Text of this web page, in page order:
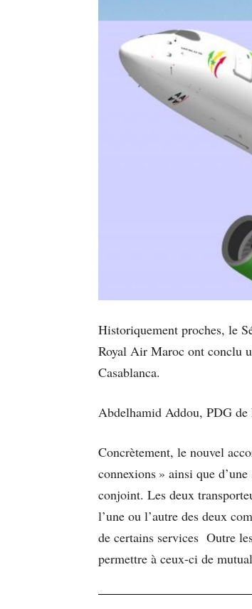
Historiquement proches, le
Royal Air Maroc ont conclu
Casablanca.
Abdelhamid Addou, PDG
Concrètement, le nouvel
connexions » ainsi que
conjoint. Les deux
l’une ou l’autre des deux
de certains services Outre
permettre à ceux-ci de